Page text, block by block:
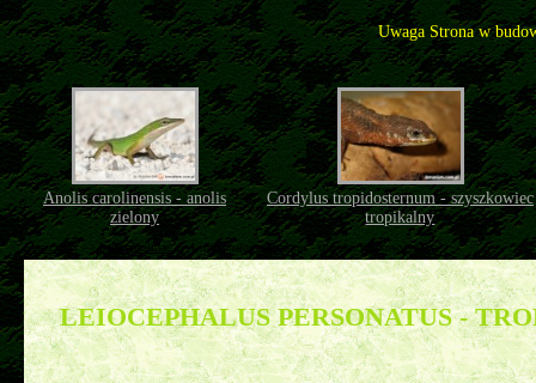
Uwaga Strona w
Anolis carolinensis - anolis
zielony
Cordylus tropidosternum - szyszkowiec
tropikalny
Jaszczurki>>Leiocephalidae>>Leiocephalus personatus - tropidur maskowy
LEIOCEPHALUS PERSONATUS -